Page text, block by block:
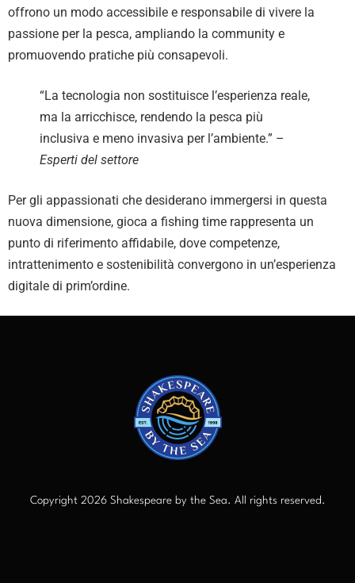
offrono un modo accessibile e responsabile di vivere la
passione per la pesca, ampliando la community e
promuovendo pratiche più consapevoli.
“La tecnologia non sostituisce l’esperienza reale,
ma la arricchisce, rendendo la pesca più
inclusiva e meno invasiva per l’ambiente.” –
Esperti del settore
Per gli appassionati che desiderano immergersi in questa
nuova dimensione, gioca a fishing time rappresenta un
punto di riferimento affidabile, dove competenze,
intrattenimento e sostenibilità convergono in un’esperienza
digitale di prim’ordine.
Copyright 2026 Shakespeare by the Sea. All rights reserved.